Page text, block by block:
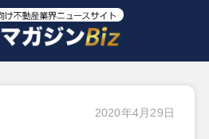
2020年4月29日